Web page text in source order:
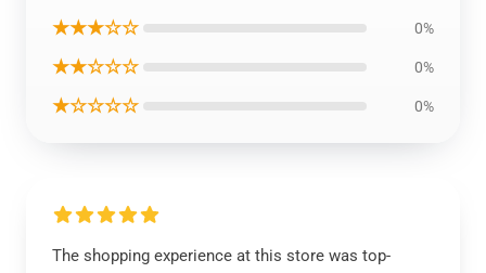
★★★☆☆ 0%
★★☆☆☆ 0%
★☆☆☆☆ 0%
The shopping experience at this store was top-